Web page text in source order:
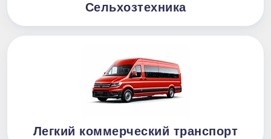
Сельхозтехника
Легкий коммерческий транспорт